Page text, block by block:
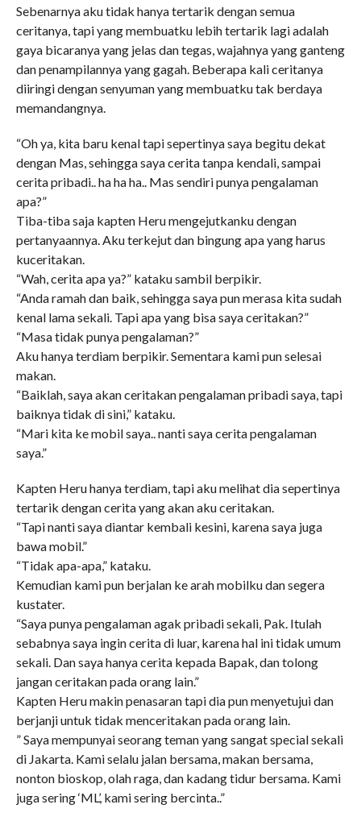
Sebenarnya aku tidak hanya tertarik dengan semua
ceritanya, tapi yang membuatku lebih tertarik lagi adalah
gaya bicaranya yang jelas dan tegas, wajahnya yang ganteng
dan penampilannya yang gagah. Beberapa kali ceritanya
diiringi dengan senyuman yang membuatku tak berdaya
memandangnya.
“Oh ya, kita baru kenal tapi sepertinya saya begitu dekat
dengan Mas, sehingga saya cerita tanpa kendali, sampai
cerita pribadi.. ha ha ha.. Mas sendiri punya pengalaman
apa?”
Tiba-tiba saja kapten Heru mengejutkanku dengan
pertanyaannya. Aku terkejut dan bingung apa yang harus
kuceritakan.
“Wah, cerita apa ya?” kataku sambil berpikir.
“Anda ramah dan baik, sehingga saya pun merasa kita sudah
kenal lama sekali. Tapi apa yang bisa saya ceritakan?”
“Masa tidak punya pengalaman?”
Aku hanya terdiam berpikir. Sementara kami pun selesai
makan.
“Baiklah, saya akan ceritakan pengalaman pribadi saya, tapi
baiknya tidak di sini,” kataku.
“Mari kita ke mobil saya.. nanti saya cerita pengalaman
saya.”
Kapten Heru hanya terdiam, tapi aku melihat dia sepertinya
tertarik dengan cerita yang akan aku ceritakan.
“Tapi nanti saya diantar kembali kesini, karena saya juga
bawa mobil.”
“Tidak apa-apa,” kataku.
Kemudian kami pun berjalan ke arah mobilku dan segera
kustater.
“Saya punya pengalaman agak pribadi sekali, Pak. Itulah
sebabnya saya ingin cerita di luar, karena hal ini tidak umum
sekali. Dan saya hanya cerita kepada Bapak, dan tolong
jangan ceritakan pada orang lain.”
Kapten Heru makin penasaran tapi dia pun menyetujui dan
berjanji untuk tidak menceritakan pada orang lain.
” Saya mempunyai seorang teman yang sangat special sekali
di Jakarta. Kami selalu jalan bersama, makan bersama,
nonton bioskop, olah raga, dan kadang tidur bersama. Kami
juga sering ‘ML’, kami sering bercinta..”